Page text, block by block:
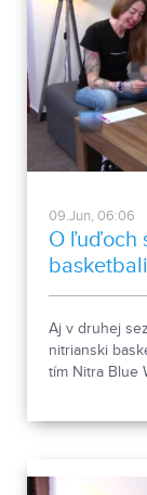
09.Jun, 06:06
O ľuďoch
Aj v druhej
nitrianski
tím Nitra Blue